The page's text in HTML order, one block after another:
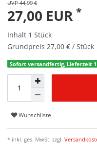
UVP 44,99 €
27,00 EUR *
Inhalt 1 Stück
Grundpreis 27,00 € / Stück
Sofort versandfertig, Lieferzeit
Wunschliste
* inkl. ges. MwSt. zzgl.